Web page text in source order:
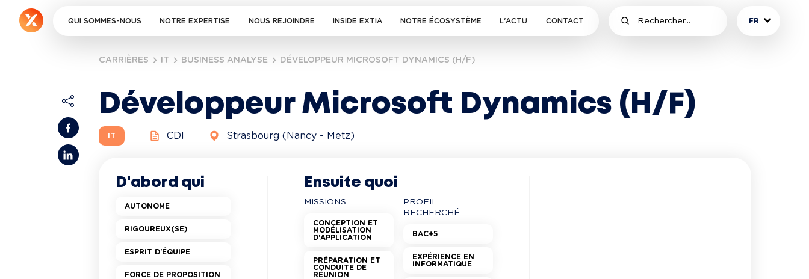
QUI SOMMES-NOUS NOTRE EXPERTISE NOUS REJOINDRE INSIDE EXTIA NOTRE ÉCOSYSTÈME L'ACTU CONTACT FR
CARRIÈRES IT BUSINESS ANALYSE DÉVELOPPEUR MICROSOFT DYNAMICS (H/F)
Développeur Microsoft Dynamics (H/F)
IT CDI Strasbourg (Nancy - Metz)
D'abord qui
AUTONOME
RIGOUREUX(SE)
ESPRIT D'ÉQUIPE
FORCE DE PROPOSITION
Ensuite quoi
MISSIONS
CONCEPTION ET
MODÉLISATION
D'APPLICATION
PRÉPARATION ET
CONDUITE DE
RÉUNION
PROFIL
RECHERCHÉ
BAC+5
EXPÉRIENCE EN
INFORMATIQUE